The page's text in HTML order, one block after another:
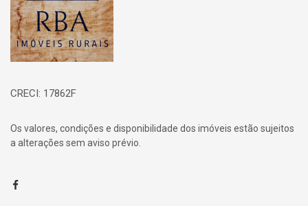
CRECI: 17862F
Os valores, condições e disponibilidade dos imóveis estão sujeitos
a alterações sem aviso prévio.
Facebook